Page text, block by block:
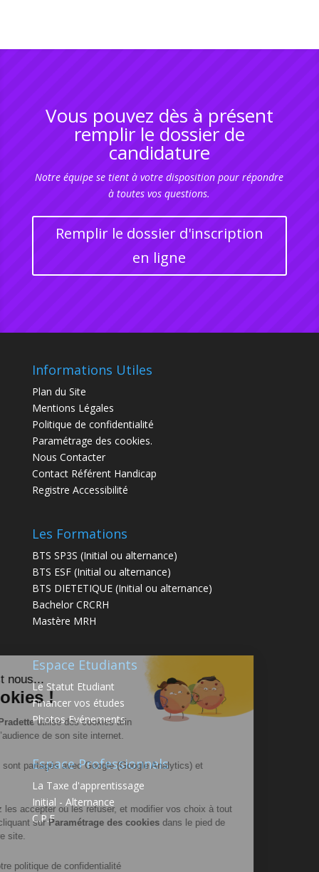
Salut c'est nous...
les Cookies !
L’Ecole La Pradetteutilise des cookies afin
de mesurer l’audience de son site internet.
Ces cookies sont partagés avec Google (Google Analytics) et
Vous pouvez les accepter ou les refuser, et modifier vos choix à tout
moment en cliquant surParamétrage des cookies
page de notre site.
Consulter notre politique de confidentialité
Vous pouvez dès à présent
remplir le dossier de
candidature
Notre équipe se tient à votre disposition pour répondre
à toutes vos questions.
Remplir le dossier d'inscription
en ligne
Informations Utiles
Plan du Site
Mentions Légales
Politique de confidentialité
Paramétrage des cookies.
Nous Contacter
Contact Référent Handicap
Registre Accessibilité
Les Formations
BTS SP3S (Initial ou alternance)
BTS ESF (Initial ou alternance)
BTS DIETETIQUE (Initial ou alternance)
Bachelor CRCRH
Mastère MRH
Espace Etudiants
Le Statut Etudiant
Financer vos études
Photos Evénements
Espace Professionnels
La Taxe d'apprentissage
Initial - Alternance
C.P.F